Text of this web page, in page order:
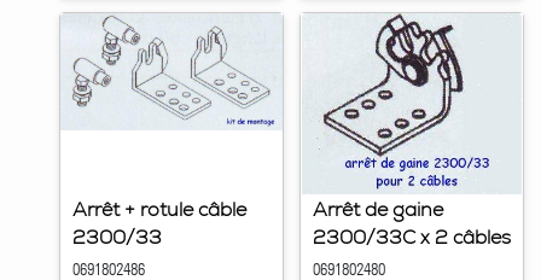
Arrêt + rotule câble
2300/33
0691802486
Arrêt de gaine
2300/33C x 2 câbles
0691802480